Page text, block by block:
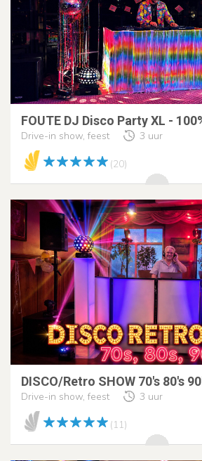
FOUTE DJ Disco Party XL -
Drive-in show, feest 3 uur
(20)
DISCO/Retro SHOW 70's 80's
Drive-in show, feest 3 uur
(11)